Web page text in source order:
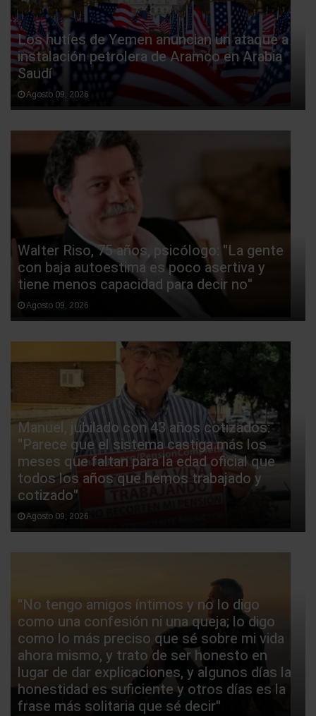
Los hutíes de Yemen anuncian un ataque a
instalación petrolera de Aramco en Arabia
Saudí
Agosto 09, 2026
Walter Riso, 75 años, psicólogo: "La gente
con baja autoestima es poco asertiva y
tiene menos capacidad para decir no"
Agosto 09, 2026
Manuel, jubilado con 43 años cotizados:
"Parece que el sistema castiga más los
meses que faltan para la edad oficial que
todos los años que hemos trabajado y
cotizado"
Agosto 09, 2026
"No tengo amigos íntimos y no lo digo
como una confesión ni una queja; lo digo
como lo más preciso que sé sobre mi vida
ahora mismo, y trato de ser honesto en
lugar de dar explicaciones, y algunos días la
honestidad es suficiente y otros días es la
frase más solitaria que sé decir"